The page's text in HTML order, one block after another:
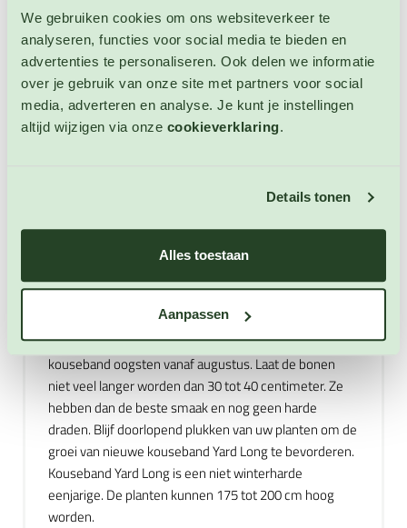
We gebruiken cookies om ons websiteverkeer te
analyseren, functies voor social media te bieden en
advertenties te personaliseren. Ook delen we informatie
over je gebruik van onze site met partners voor social
media, adverteren en analyse. Je kunt je instellingen
altijd wijzigen via onze cookieverklaring.
Details tonen
Alles toestaan
Aanpassen
Zorg voor een temperatuur die tussen 18 tot 22 °C ligt.
Houd de temperatuur zo gelijkmatig mogelijk en laat
deze 's nachts niet dalen. Na 7 tot 14 dagen komen de
zaailingen op. Houd de grond goed vochtig, maar niet
te nat om rotting te voorkomen. Hard de zaailingen
begin mei af, door ze 10 tot 14 dagen overdag buiten in
waterdoorlatende grond zetten. Buiten zaaien kan
nachtvorst en de grond al wat is opgewarmd door de
zon. Zorg voor een zeer zonnige, beschutte plaats met
goed waterdoorlatende grond. Kouseband kan in ons
gekweekt. Geef de planten een stevige ondersteuning.
Houd een plantafstand van 100 cm aan. U kunt uw
kouseband oogsten vanaf augustus. Laat de bonen
niet veel langer worden dan 30 tot 40 centimeter. Ze
hebben dan de beste smaak en nog geen harde
draden. Blijf doorlopend plukken van uw planten om de
groei van nieuwe kouseband Yard Long te bevorderen.
Kouseband Yard Long is een niet winterharde
eenjarige. De planten kunnen 175 tot 200 cm hoog
worden.